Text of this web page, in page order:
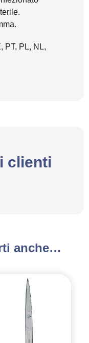
PT, PL, NL,
clienti
anche…